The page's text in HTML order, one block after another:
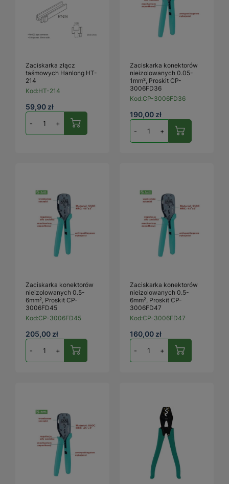
Zaciskarka złącz
taśmowych Hanlong HT-
214
Kod:HT-214
59,90 zł
- +
Zaciskarka konektorów
nieizolowanych 0.05-
1mm², Proskit CP-
3006FD36
Kod:CP-3006FD36
190,00 zł
- +
Zaciskarka konektorów
nieizolowanych 0.5-
6mm², Proskit CP-
3006FD45
Kod:CP-3006FD45
205,00 zł
- +
Zaciskarka konektorów
nieizolowanych 0.5-
6mm², Proskit CP-
3006FD47
Kod:CP-3006FD47
160,00 zł
- +